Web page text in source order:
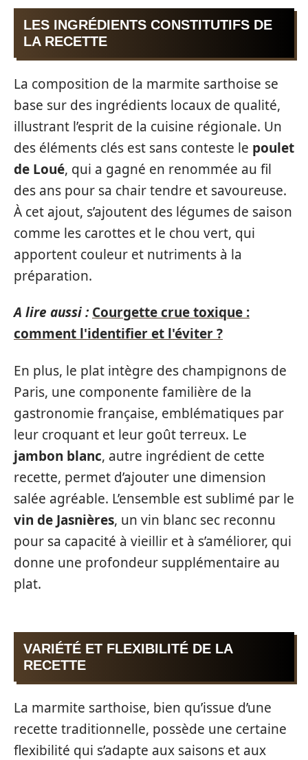
LES INGRÉDIENTS CONSTITUTIFS DE
LA RECETTE
La composition de la marmite sarthoise se
base sur des ingrédients locaux de qualité,
illustrant l’esprit de la cuisine régionale. Un
des éléments clés est sans conteste le poulet
de Loué, qui a gagné en renommée au fil
des ans pour sa chair tendre et savoureuse.
À cet ajout, s’ajoutent des légumes de saison
comme les carottes et le chou vert, qui
apportent couleur et nutriments à la
préparation.
A lire aussi : Courgette crue toxique :
comment l'identifier et l'éviter ?
En plus, le plat intègre des champignons de
Paris, une componente familière de la
gastronomie française, emblématiques par
leur croquant et leur goût terreux. Le
jambon blanc, autre ingrédient de cette
recette, permet d’ajouter une dimension
salée agréable. L’ensemble est sublimé par le
vin de Jasnières, un vin blanc sec reconnu
pour sa capacité à vieillir et à s’améliorer, qui
donne une profondeur supplémentaire au
plat.
VARIÉTÉ ET FLEXIBILITÉ DE LA
RECETTE
La marmite sarthoise, bien qu’issue d’une
recette traditionnelle, possède une certaine
flexibilité qui s’adapte aux saisons et aux